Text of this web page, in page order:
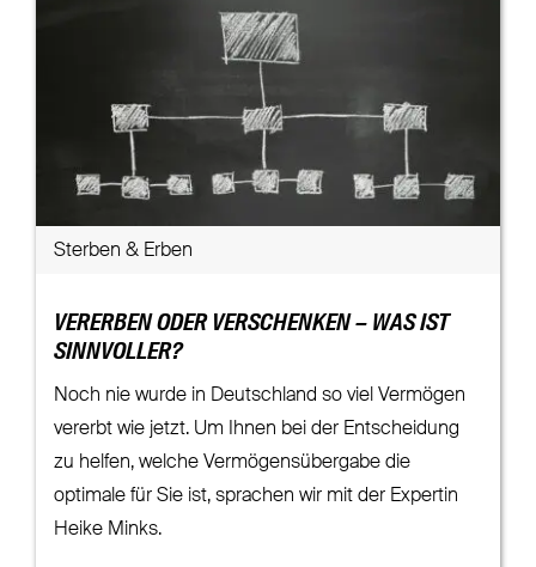
Sterben & Erben
VERERBEN ODER VERSCHENKEN – WAS IST
SINNVOLLER?
Noch nie wurde in Deutschland so viel Vermögen
vererbt wie jetzt. Um Ihnen bei der Entscheidung
zu helfen, welche Vermögensübergabe die
optimale für Sie ist, sprachen wir mit der Expertin
Heike Minks.